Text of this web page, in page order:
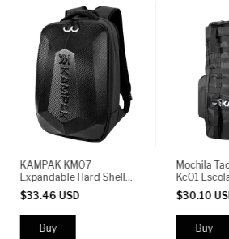
KAMPAK KM07
Expandable Hard Shell
Laptop Backpack 15.6" |
Waterproof Anti-Theft
Travel, Business & Carry-
On Backpack 15-28L
$33.46 USD
Mochila
Kc01
Militar
Repelente
$30.10